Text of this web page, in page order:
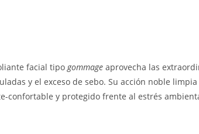
facial tipogommage aprovecha las
y el exceso de sebo. Su acción noble
confortable y protegido frente al estrés